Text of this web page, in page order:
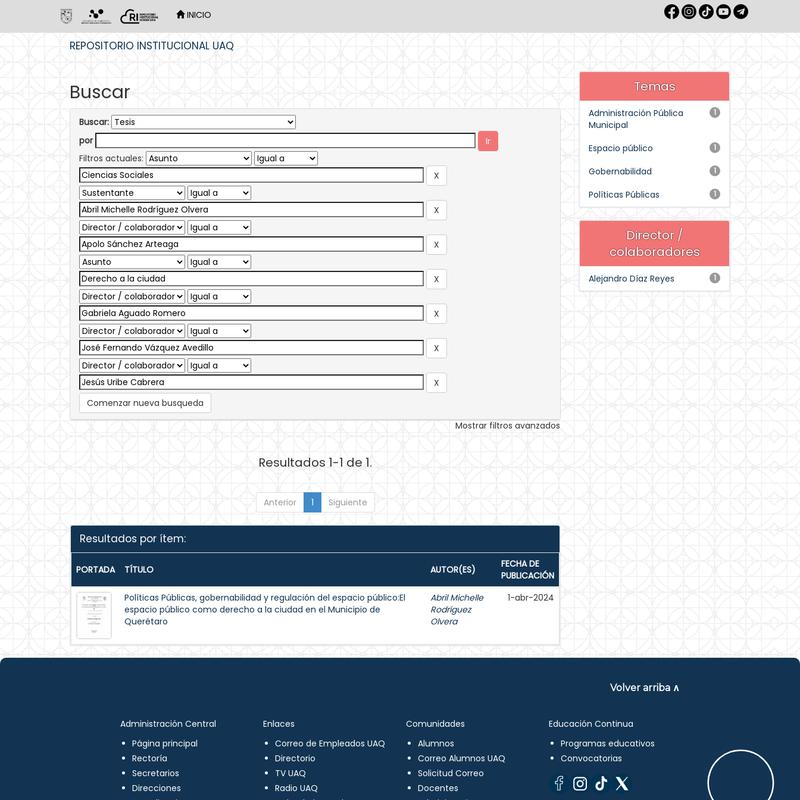
INICIO
REPOSITORIO INSTITUCIONAL UAQ
Buscar
Buscar:
por
Filtros actuales:
Comenzar nueva busqueda
Mostrar filtros avanzados
Resultados 1-1 de 1.
Anterior 1 Siguiente
Resultados por ítem:
PORTADA TÍTULO AUTOR(ES)
FECHA DE
PUBLICACIÓN
Políticas Públicas, gobernabilidad y regulación del espacio público:El
espacio público como derecho a la ciudad en el Municipio de
Querétaro
Abril Michelle
Rodríguez
Olvera
1-abr-2024
Temas
1
Administración Pública
Municipal
1
Espacio público
1
Gobernabilidad
1
Políticas Públicas
Director /
colaboradores
1
Alejandro Díaz Reyes
Volver arriba ∧
Administración Central
Página principal
Rectoría
Secretarios
Direcciones
Enlaces
Correo de Empleados UAQ
Directorio
TV UAQ
Radio UAQ
Comunidades
Alumnos
Correo Alumnos UAQ
Solicitud Correo
Docentes
Educación Continua
Programas educativos
Convocatorias